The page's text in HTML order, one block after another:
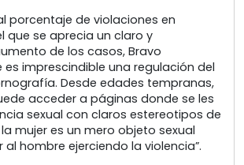
porcentaje de violaciones en
que se aprecia un claro y
de los casos, Bravo
es imprescindible una regulación del
Desde edades tempranas,
acceder a páginas donde se les
sexual con claros estereotipos de
mujer es un mero objeto sexual
hombre ejerciendo la violencia”.